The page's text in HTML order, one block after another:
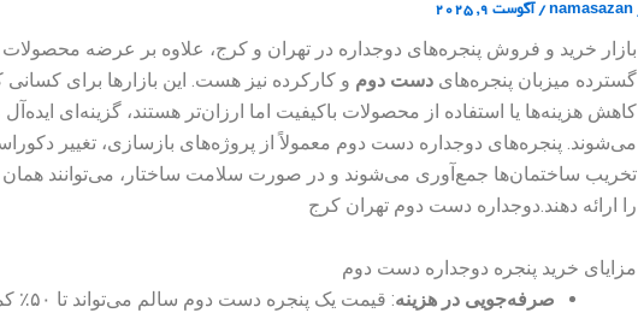
namasazan
/ آگوست 9, 2025
بازار خرید و فروش پنجره‌های دوجداره در تهران و کرج، علاوه بر عرضه محصولات
گسترده میزبان پنجره‌های دست دوم و کارکرده نیز هست. این بازارها برای کسانی
کاهش هزینه‌ها یا استفاده از محصولات باکیفیت اما ارزان‌تر هستند، گزینه‌ای
می‌شوند. پنجره‌های دوجداره دست دوم معمولاً از پروژه‌های بازسازی، تغییر
تخریب ساختمان‌ها جمع‌آوری می‌شوند و در صورت سلامت ساختار، می‌توانند همان
را ارائه دهند.دوجداره دست دوم تهران کرج
مزایای خرید پنجره دوجداره دست دوم
صرفه‌جویی در هزینه
: قیمت یک